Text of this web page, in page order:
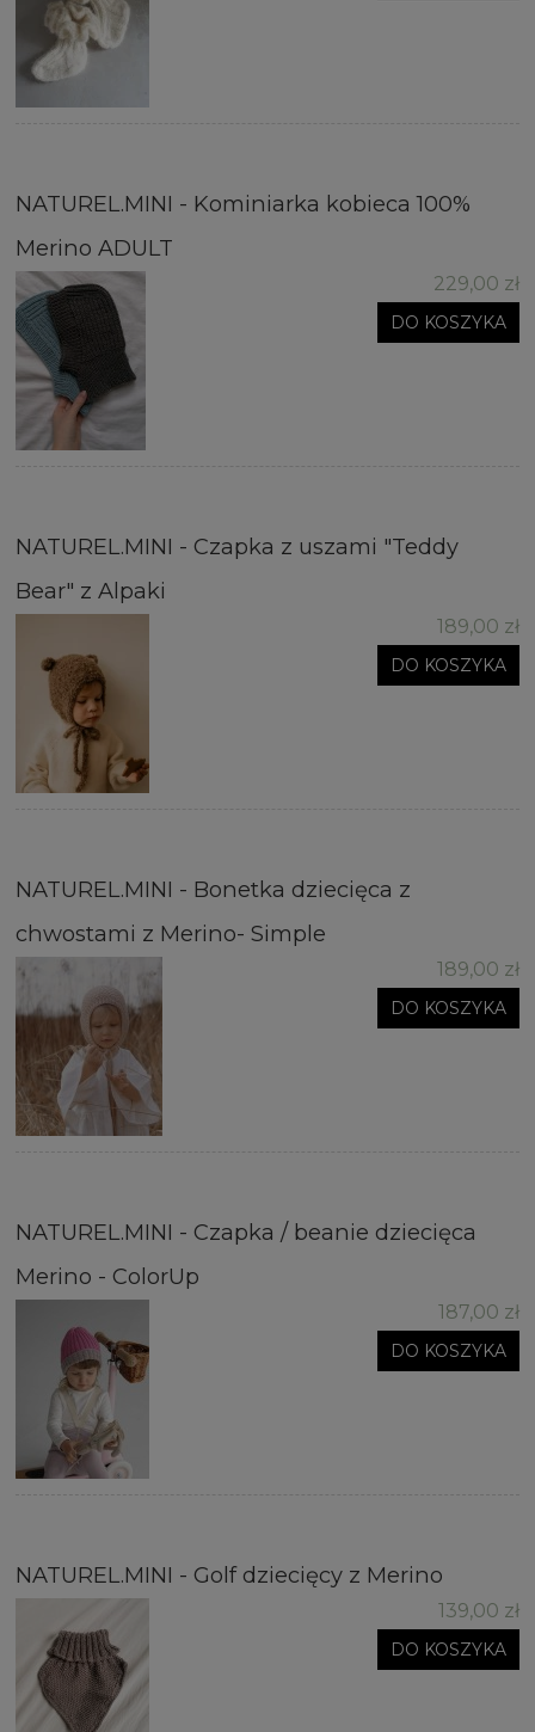
NATUREL.MINI - Kominiarka kobieca 100%
Merino ADULT
229,00 zł
DO KOSZYKA
NATUREL.MINI - Czapka z uszami "Teddy
Bear" z Alpaki
189,00 zł
DO KOSZYKA
NATUREL.MINI - Bonetka dziecięca z
chwostami z Merino- Simple
189,00 zł
DO KOSZYKA
NATUREL.MINI - Czapka / beanie dziecięca
Merino - ColorUp
187,00 zł
DO KOSZYKA
NATUREL.MINI - Golf dziecięcy z Merino
139,00 zł
DO KOSZYKA